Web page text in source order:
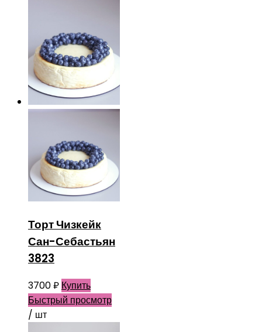
Торт Чизкейк
Сан-Себастьян
3823
3700₽ Купить
Быстрый просмотр
/ шт